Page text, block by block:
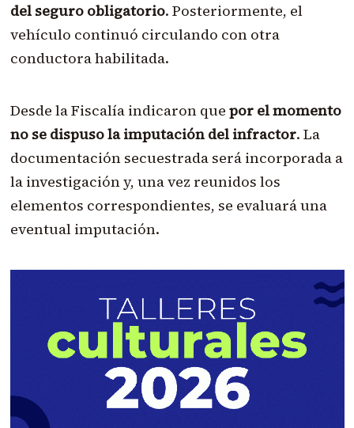
del seguro obligatorio. Posteriormente, el
vehículo continuó circulando con otra
conductora habilitada.
Desde la Fiscalía indicaron que por el momento
no se dispuso la imputación del infractor. La
documentación secuestrada será incorporada a
la investigación y, una vez reunidos los
elementos correspondientes, se evaluará una
eventual imputación.